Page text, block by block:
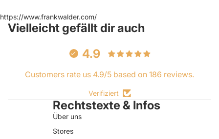
https://www.frankwalder.com/
Vielleicht gefällt dir auch
4.9
Customers rate us 4.9/5 based on 186 reviews.
Verifiziert
Rechtstexte & Infos
Über uns
Stores